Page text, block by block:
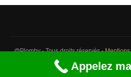
@Plomby - Tous droits réservés -
Débouchage Belgique
Appelez